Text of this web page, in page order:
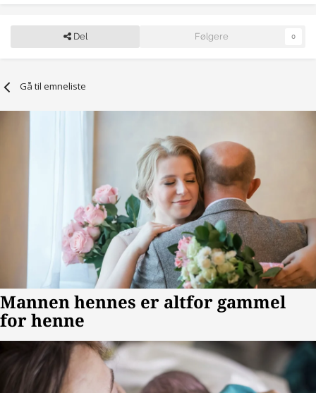
Del Følgere 0
Gå til emneliste